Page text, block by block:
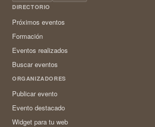
DIRECTORIO
Próximos eventos
Formación
Eventos realizados
Buscar eventos
ORGANIZADORES
Publicar evento
Evento destacado
Widget para tu web